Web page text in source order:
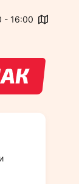
- 16:00